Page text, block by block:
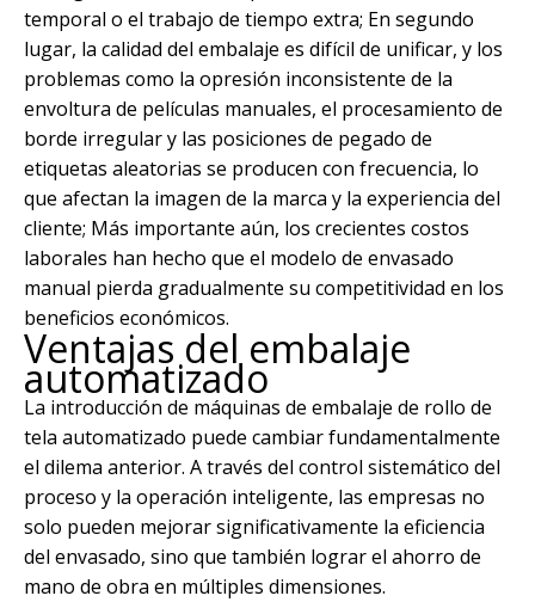
temporal o el trabajo de tiempo extra; En segundo
lugar, la calidad del embalaje es difícil de unificar, y los
problemas como la opresión inconsistente de la
envoltura de películas manuales, el procesamiento de
borde irregular y las posiciones de pegado de
etiquetas aleatorias se producen con frecuencia, lo
que afectan la imagen de la marca y la experiencia del
cliente; Más importante aún, los crecientes costos
laborales han hecho que el modelo de envasado
manual pierda gradualmente su competitividad en los
beneficios económicos.
Ventajas del embalaje
automatizado
La introducción de máquinas de embalaje de rollo de
tela automatizado puede cambiar fundamentalmente
el dilema anterior. A través del control sistemático del
proceso y la operación inteligente, las empresas no
solo pueden mejorar significativamente la eficiencia
del envasado, sino que también lograr el ahorro de
mano de obra en múltiples dimensiones.